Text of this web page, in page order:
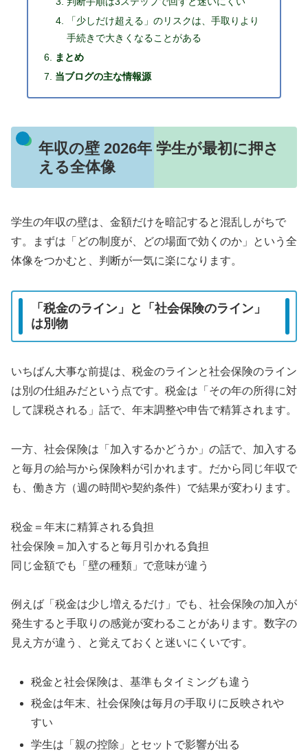
「少しだけ超える」のリスクは、手取りより
手続きで大きくなることがある
まとめ
当ブログの主な情報源
年収の壁 2026年 学生が最初に押さ
える全体像
学生の年収の壁は、金額だけを暗記すると混乱しがちで
す。まずは「どの制度が、どの場面で効くのか」という全
体像をつかむと、判断が一気に楽になります。
「税金のライン」と「社会保険のライン」
は別物
いちばん大事な前提は、税金のラインと社会保険のライン
は別の仕組みだという点です。税金は「その年の所得に対
して課税される」話で、年末調整や申告で精算されます。
一方、社会保険は「加入するかどうか」の話で、加入する
と毎月の給与から保険料が引かれます。だから同じ年収で
も、働き方（週の時間や契約条件）で結果が変わります。
税金＝年末に精算される負担
社会保険＝加入すると毎月引かれる負担
同じ金額でも「壁の種類」で意味が違う
例えば「税金は少し増えるだけ」でも、社会保険の加入が
発生すると手取りの感覚が変わることがあります。数字の
見え方が違う、と覚えておくと迷いにくいです。
税金と社会保険は、基準もタイミングも違う
税金は年末、社会保険は毎月の手取りに反映されや
すい
学生は「親の控除」とセットで影響が出る